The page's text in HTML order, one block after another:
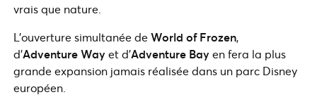
vrais que nature.
L’ouverture simultanée deWorld of Frozen,
d’Adventure Way et d’Adventure Bay en fera la plus
grande expansion jamais réalisée dans un parc Disney
européen.